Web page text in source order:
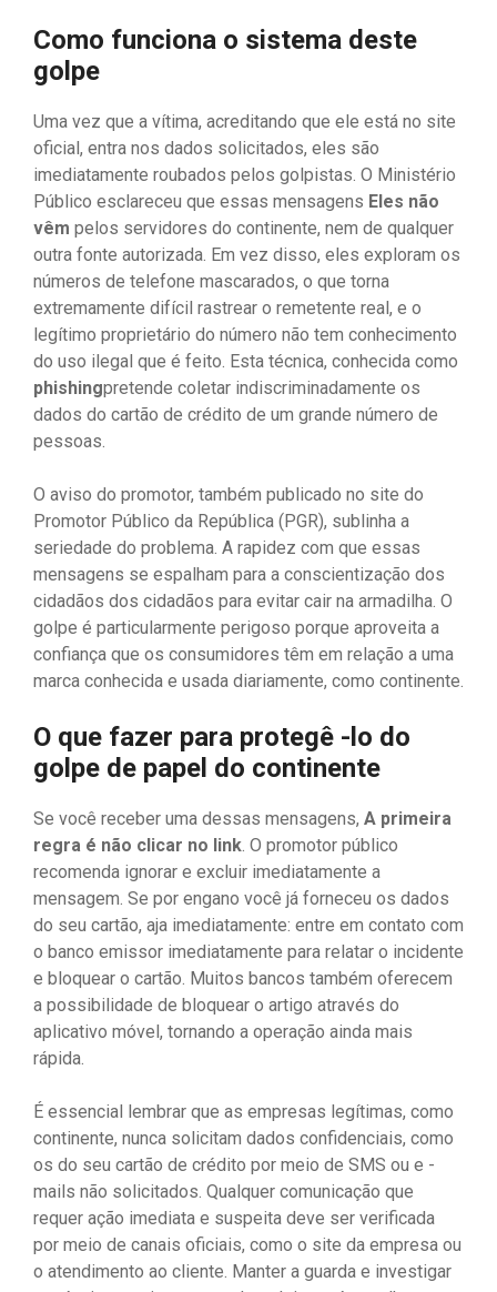
Como funciona o sistema deste
golpe
Uma vez que a vítima, acreditando que ele está no site
oficial, entra nos dados solicitados, eles são
imediatamente roubados pelos golpistas. O Ministério
Público esclareceu que essas mensagens Eles não
vêm pelos servidores do continente, nem de qualquer
outra fonte autorizada. Em vez disso, eles exploram os
números de telefone mascarados, o que torna
extremamente difícil rastrear o remetente real, e o
legítimo proprietário do número não tem conhecimento
do uso ilegal que é feito. Esta técnica, conhecida como
phishingpretende coletar indiscriminadamente os
dados do cartão de crédito de um grande número de
pessoas.
O aviso do promotor, também publicado no site do
Promotor Público da República (PGR), sublinha a
seriedade do problema. A rapidez com que essas
mensagens se espalham para a conscientização dos
cidadãos dos cidadãos para evitar cair na armadilha. O
golpe é particularmente perigoso porque aproveita a
confiança que os consumidores têm em relação a uma
marca conhecida e usada diariamente, como continente.
O que fazer para protegê -lo do
golpe de papel do continente
Se você receber uma dessas mensagens, A primeira
regra é não clicar no link. O promotor público
recomenda ignorar e excluir imediatamente a
mensagem. Se por engano você já forneceu os dados
do seu cartão, aja imediatamente: entre em contato com
o banco emissor imediatamente para relatar o incidente
e bloquear o cartão. Muitos bancos também oferecem
a possibilidade de bloquear o artigo através do
aplicativo móvel, tornando a operação ainda mais
rápida.
É essencial lembrar que as empresas legítimas, como
continente, nunca solicitam dados confidenciais, como
os do seu cartão de crédito por meio de SMS ou e -
mails não solicitados. Qualquer comunicação que
requer ação imediata e suspeita deve ser verificada
por meio de canais oficiais, como o site da empresa ou
o atendimento ao cliente. Manter a guarda e investigar